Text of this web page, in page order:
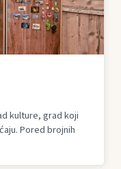
kulture, grad koji
Pored brojnih